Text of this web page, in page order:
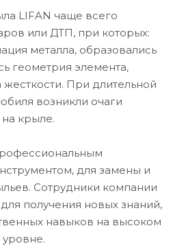
LIFAN чаще всего
или ДТП, при которых:
металла, образовались
геометрия элемента,
При длительной
возникли очаги
крыле.
для замены и
Сотрудники компании
получения новых знаний,
навыков на высоком